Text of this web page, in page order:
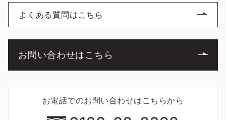
よくある質問はこちら
お問い合わせはこちら
お電話でのお問い合わせはこちらから